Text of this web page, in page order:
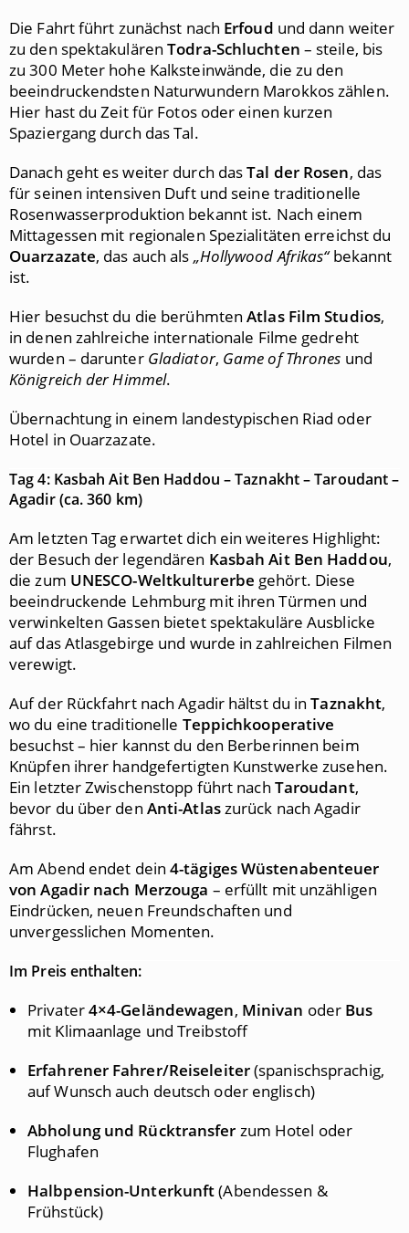
Die Fahrt führt zunächst nach Erfoud und dann weiter
zu den spektakulärenTodra-Schluchten – steile, bis
zu 300 Meter hohe Kalksteinwände, die zu den
beeindruckendsten Naturwundern Marokkos zählen.
Hier hast du Zeit für Fotos oder einen kurzen
Spaziergang durch das Tal.
Danach geht es weiter durch dasTal der Rosen, das
für seinen intensiven Duft und seine traditionelle
Rosenwasserproduktion bekannt ist. Nach einem
Mittagessen mit regionalen Spezialitäten erreichst du
Ouarzazate, das auch als „Hollywood Afrikas“bekannt
ist.
Hier besuchst du die berühmtenAtlas Film Studios,
in denen zahlreiche internationale Filme gedreht
wurden – darunter Gladiator, Game of Thrones und
Königreich der Himmel.
Übernachtung in einem landestypischen Riad oder
Hotel in Ouarzazate.
Tag 4: Kasbah Ait Ben Haddou – Taznakht – Taroudant –
Agadir (ca. 360 km)
Am letzten Tag erwartet dich ein weiteres Highlight:
der Besuch der legendären Kasbah Ait Ben Haddou,
die zum UNESCO-Weltkulturerbe gehört. Diese
beeindruckende Lehmburg mit ihren Türmen und
verwinkelten Gassen bietet spektakuläre Ausblicke
auf das Atlasgebirge und wurde in zahlreichen Filmen
verewigt.
Auf der Rückfahrt nach Agadir hältst du inTaznakht,
wo du eine traditionelle Teppichkooperative
besuchst – hier kannst du den Berberinnen beim
Knüpfen ihrer handgefertigten Kunstwerke zusehen.
Ein letzter Zwischenstopp führt nach Taroudant,
bevor du über den Anti-Atlaszurück nach Agadir
fährst.
Am Abend endet dein 4-tägiges Wüstenabenteuer
von Agadir nach Merzouga – erfüllt mit unzähligen
Eindrücken, neuen Freundschaften und
unvergesslichen Momenten.
Im Preis enthalten:
Privater4×4-Geländewagen, Minivan oder Bus
mit Klimaanlage und Treibstoff
Erfahrener Fahrer/Reiseleiter(spanischsprachig,
auf Wunsch auch deutsch oder englisch)
Abholung und Rücktransfer zum Hotel oder
Flughafen
Halbpension-Unterkunft(Abendessen &
Frühstück)